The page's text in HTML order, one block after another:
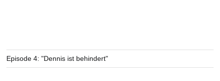
Episode 4: "Dennis ist behindert"